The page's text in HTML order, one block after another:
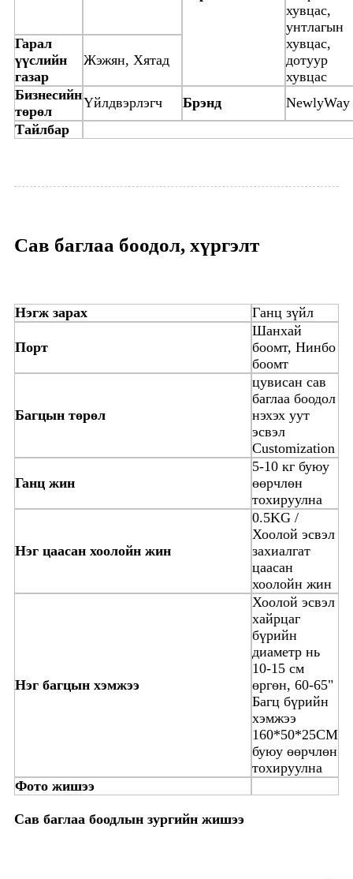
хувцас,
унтлагын
хувцас,
дотуур
хувцас
Гарал
үүслийн
газар
Жэжян, Хятад
Бизнесийн
төрөл
Үйлдвэрлэгч Брэнд
NewlyWay
Тайлбар
Сав баглаа боодол, хүргэлт
Нэгж зарах Ганц зүйл
Порт
Шанхай
боомт, Нинбо
боомт
Багцын төрөл
цувисан сав
баглаа боодол
нэхэх уут
эсвэл
Customization
Ганц жин
5-10 кг буюу
өөрчлөн
тохируулна
Нэг цаасан хоолойн жин
0.5KG /
Хоолой эсвэл
захиалгат
цаасан
хоолойн жин
Нэг багцын хэмжээ
Хоолой эсвэл
хайрцаг
бүрийн
диаметр нь
10-15 см
өргөн, 60-65"
Багц бүрийн
хэмжээ
160*50*25CM
буюу өөрчлөн
тохируулна
Фото жишээ
Сав баглаа боодлын зургийн жишээ